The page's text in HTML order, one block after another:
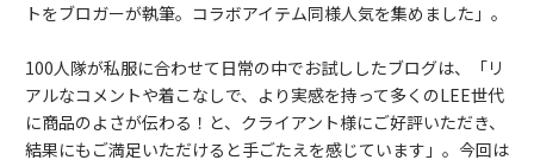
トをブロガーが執筆。コラボアイテム同様人気を集めました」。
100人隊が私服に合わせて日常の中でお試ししたブログは、「リ
アルなコメントや着こなしで、より実感を持って多くのLEE世代
に商品のよさが伝わる！と、クライアント様にご好評いただき、
結果にもご満足いただけると手ごたえを感じています」。今回は